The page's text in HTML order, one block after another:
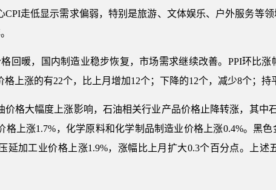
CPI走低显示需求偏弱，特别是旅游、文体娱乐、户外服务等
回暖，国内制造业稳步恢复，市场需求继续改善。PPI环比涨
上涨的有22个，比上月增加12个；下降的12个，减少8个；持
价格大幅度上涨影响，石油相关行业产品价格止降转涨，其中
格上涨1.7%，化学原料和化学制品制造业价格上涨0.4%。黑
延加工业价格上涨1.9%，涨幅比上月扩大0.3个百分点。上述